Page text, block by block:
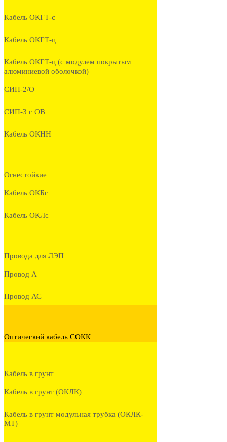
Кабель ОКГТ-с
Кабель ОКГТ-ц
Кабель ОКГТ-ц (с модулем покрытым
алюминиевой оболочкой)
СИП-2/О
СИП-3 с ОВ
Кабель ОКНН
Огнестойкие
Кабель ОКБc
Кабель ОКЛc
Провода для ЛЭП
Провод А
Провод АС
Оптический кабель СОКК
Кабель в грунт
Кабель в грунт (ОКЛК)
Кабель в грунт модульная трубка (ОКЛК-
МТ)